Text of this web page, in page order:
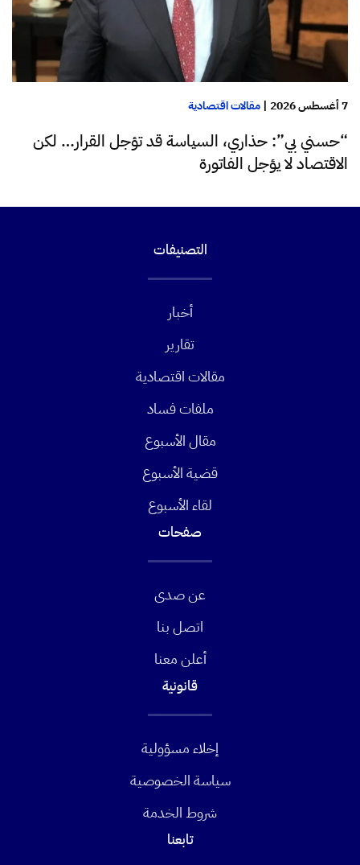
7 أغسطس 2026 | مقالات اقتصادية
“حسني بي”: حذاري، السياسة قد تؤجل القرار… لكن
الاقتصاد لا يؤجل الفاتورة
التصنيفات
أخبار
تقارير
مقالات اقتصادية
ملفات فساد
مقال الأسبوع
قضية الأسبوع
لقاء الأسبوع
صفحات
عن صدى
اتصل بنا
أعلن معنا
قانونية
إخلاء مسؤولية
سياسة الخصوصية
شروط الخدمة
تابعنا